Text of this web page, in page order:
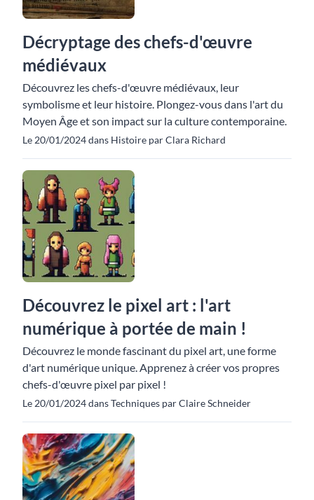
Décryptage des chefs-d'œuvre
médiévaux
Découvrez les chefs-d'œuvre médiévaux, leur
symbolisme et leur histoire. Plongez-vous dans l'art du
Moyen Âge et son impact sur la culture contemporaine.
Le 20/01/2024 dans Histoire par Clara Richard
Découvrez le pixel art : l'art
numérique à portée de main !
Découvrez le monde fascinant du pixel art, une forme
d'art numérique unique. Apprenez à créer vos propres
chefs-d'œuvre pixel par pixel !
Le 20/01/2024 dans Techniques par Claire Schneider